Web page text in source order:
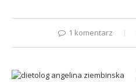
1 komentarz